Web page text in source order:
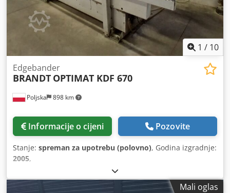
1 / 10
Poljska 898 km
Edgebander
BRANDT OPTIMAT KDF 670
Informacije o cijeni Pozovite
Stanje: spreman za upotrebu (polovno), Godina izgradnje:
2005,
Mali oglas